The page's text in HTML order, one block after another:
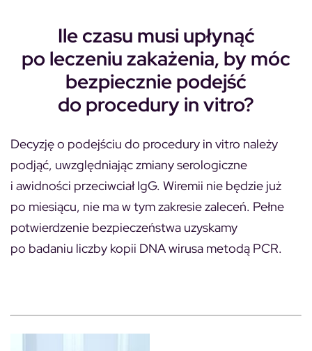
Ile czasu musi upłynąć
po leczeniu zakażenia, by móc
bezpiecznie podejść
do procedury in vitro?
Decyzję o podejściu do procedury in vitro należy
podjąć, uwzględniając zmiany serologiczne
i awidności przeciwciał IgG. Wiremii nie będzie już
po miesiącu, nie ma w tym zakresie zaleceń. Pełne
potwierdzenie bezpieczeństwa uzyskamy
po badaniu liczby kopii DNA wirusa metodą PCR.